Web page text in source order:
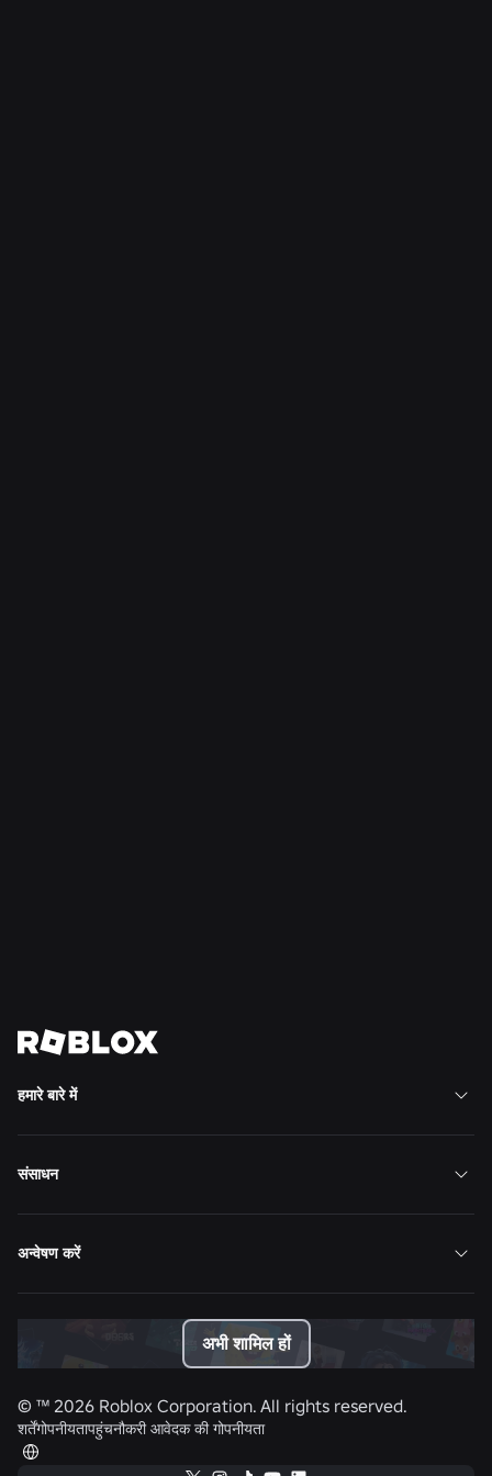
हमारे बारे में
संसाधन
अन्वेषण करें
अभी शामिल हों
© ™ 2026 Roblox Corporation. All rights reserved.
शर्तेंगोपनीयतापहुंचनौकरी आवेदक की गोपनीयता